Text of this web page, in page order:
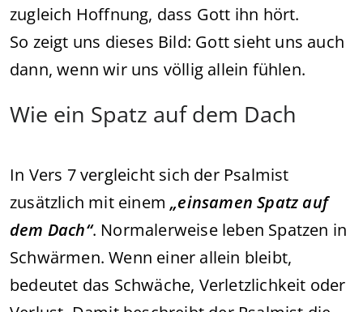
zugleich Hoffnung, dass Gott ihn hört.
So zeigt uns dieses Bild: Gott sieht uns auch
dann, wenn wir uns völlig allein fühlen.
Wie ein Spatz auf dem Dach
In Vers 7 vergleicht sich der Psalmist
zusätzlich mit einem„einsamen Spatz auf
dem Dach“. Normalerweise leben Spatzen in
Schwärmen. Wenn einer allein bleibt,
bedeutet das Schwäche, Verletzlichkeit oder